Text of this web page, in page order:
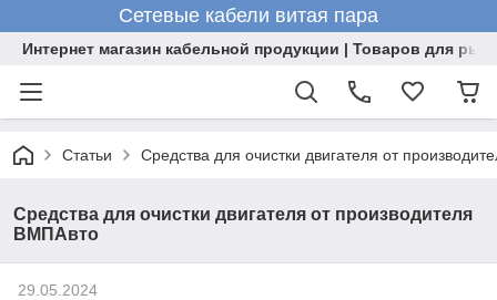
Сетевые кабели витая пара
Интернет магазин кабельной продукции | Товаров для
Статьи Средства для очистки двигателя от
Средства для очистки двигателя от производителя
ВМПАвто
29.05.2024